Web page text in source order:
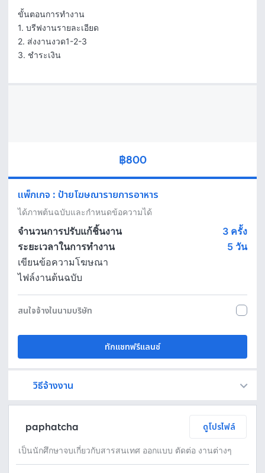
ขั้นตอนการทำงาน
1. บรีฟงานรายละเอียด
2. ส่งงานงวด1-2-3
3. ชำระเงิน
฿800
แพ็กเกจ : ป้ายโฆษณารายการอาหาร
ได้ภาพต้นฉบับและกำหนดข้อความได้
จำนวนการปรับแก้ชิ้นงาน
3 ครั้ง
ระยะเวลาในการทำงาน
5 วัน
เขียนข้อความโฆษณา
ไฟล์งานต้นฉบับ
สนใจจ้างในนามบริษัท
ทักแชทฟรีแลนซ์
วิธีจ้างงาน
paphatcha ดูโปรไฟล์
เป็นนักศึกษาจบเกี่ยวกับสารสนเทศ ออกแบบ ตัดต่อ งานต่างๆ